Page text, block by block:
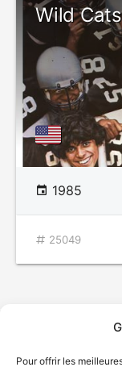
Pour offrir les
Wild Cats
1985
25049